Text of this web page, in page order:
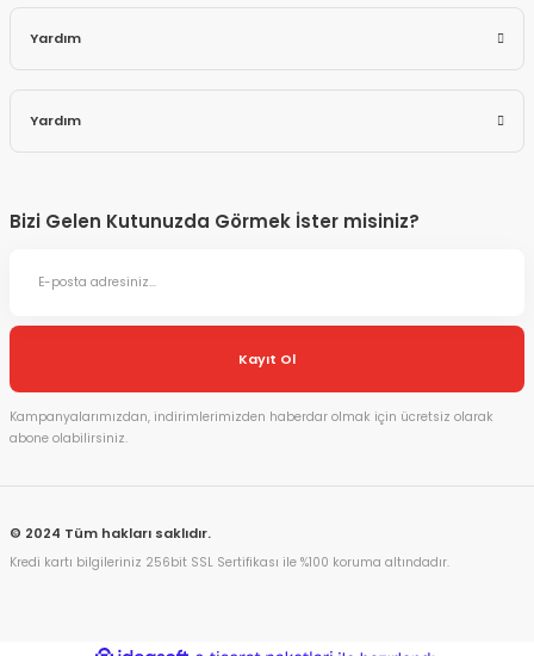
Yardım
Yardım
Bizi Gelen Kutunuzda Görmek İster misiniz?
Kayıt Ol
Kampanyalarımızdan, indirimlerimizden haberdar olmak için ücretsiz olarak
abone olabilirsiniz.
© 2024 Tüm hakları saklıdır.
Kredi kartı bilgileriniz 256bit SSL Sertifikası ile %100 koruma altındadır.